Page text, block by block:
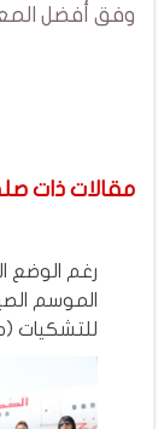
وفق أفضل
مقالات ذات
رغم الوضع
الموسم
للتشكيات